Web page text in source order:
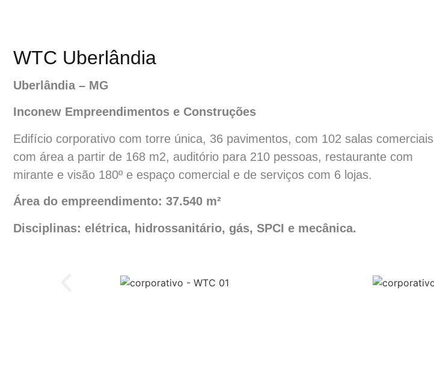
WTC Uberlândia
Uberlândia – MG
Inconew Empreendimentos e Construções
Edifício corporativo com torre única, 36 pavimentos, com 102 salas comerciais
com área a partir de 168 m2, auditório para 210 pessoas, restaurante com
mirante e visão 180º e espaço comercial e de serviços com 6 lojas.
Área do empreendimento: 37.540 m²
Disciplinas: elétrica, hidrossanitário, gás, SPCI e mecânica.